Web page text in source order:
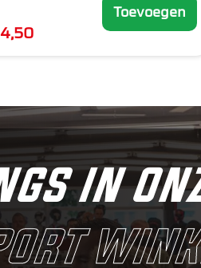
Toevoegen
in